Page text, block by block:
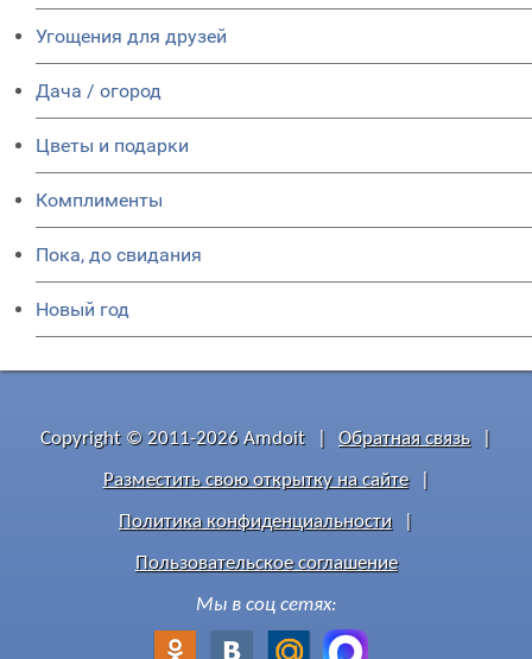
Угощения для друзей
Дача / огород
Цветы и подарки
Комплименты
Пока, до свидания
Новый год
Copyright © 2011-2026 Amdoit Обратная связь
Разместить свою открытку на сайте
Политика конфиденциальности
Пользовательское соглашение
Мы в соц сетях: